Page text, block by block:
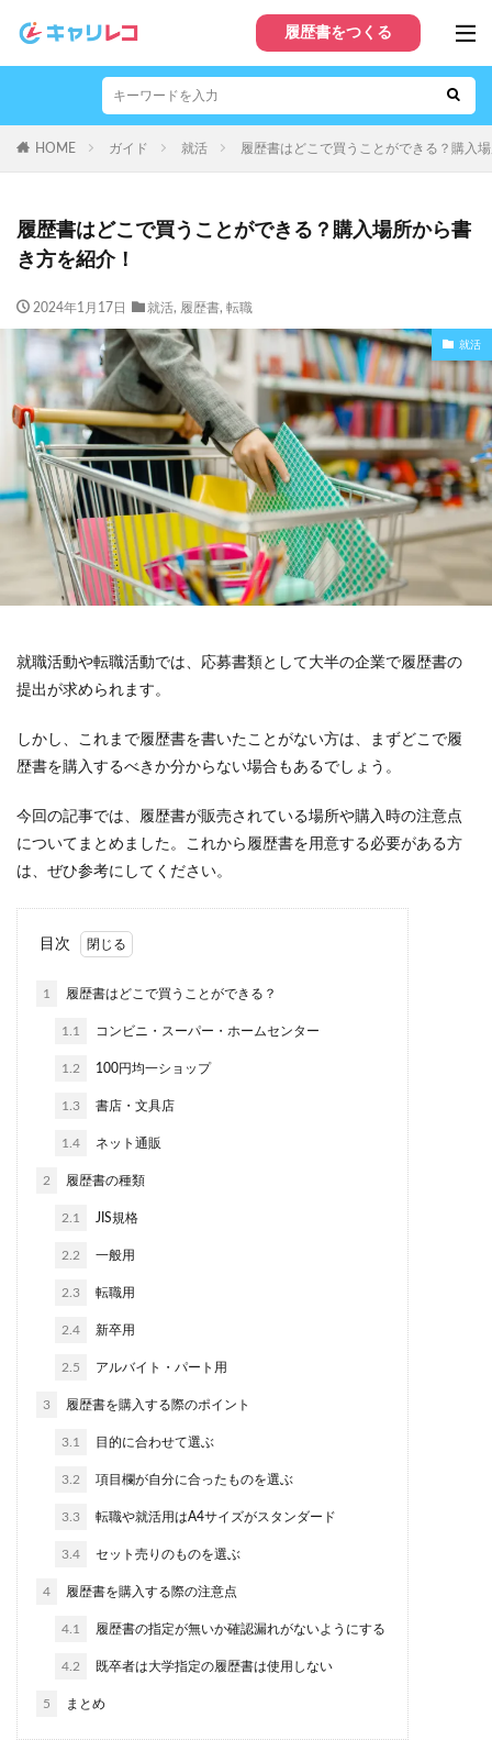
履歴書をつくる
HOME ガイド 就活 履歴書はどこで買うことができる？購入
履歴書はどこで買うことができる？購入場所から書
き方を紹介！
2024年1月17日 就活, 履歴書, 転職
就活
就職活動や転職活動では、応募書類として大半の企業で履歴書の
提出が求められます。
しかし、これまで履歴書を書いたことがない方は、まずどこで履
歴書を購入するべきか分からない場合もあるでしょう。
今回の記事では、履歴書が販売されている場所や購入時の注意点
についてまとめました。これから履歴書を用意する必要がある方
は、ぜひ参考にしてください。
目次
1 履歴書はどこで買うことができる？
1.1 コンビニ・スーパー・ホームセンター
1.2 100円均一ショップ
1.3 書店・文具店
1.4 ネット通販
2 履歴書の種類
2.1 JIS規格
2.2 一般用
2.3 転職用
2.4 新卒用
2.5 アルバイト・パート用
3 履歴書を購入する際のポイント
3.1 目的に合わせて選ぶ
3.2 項目欄が自分に合ったものを選ぶ
3.3 転職や就活用はA4サイズがスタンダード
3.4 セット売りのものを選ぶ
4 履歴書を購入する際の注意点
4.1 履歴書の指定が無いか確認漏れがないようにする
4.2 既卒者は大学指定の履歴書は使用しない
5 まとめ